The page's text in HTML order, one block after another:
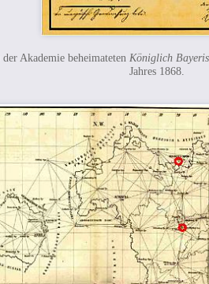
Akademie beheimateten Königlich
Jahres 1868.